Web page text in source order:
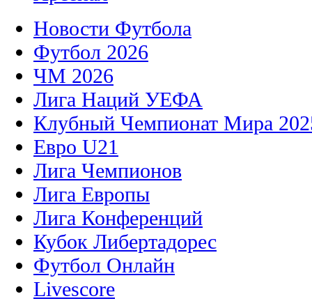
Новости Футбола
Футбол 2026
ЧМ 2026
Лига Наций УЕФА
Клубный Чемпионат Мира
Евро U21
Лига Чемпионов
Лига Европы
Лига Конференций
Кубок Либертадорес
Футбол Онлайн
Livescore